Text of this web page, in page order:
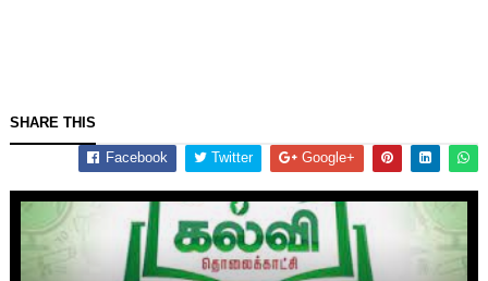
SHARE THIS
Facebook Twitter Google+